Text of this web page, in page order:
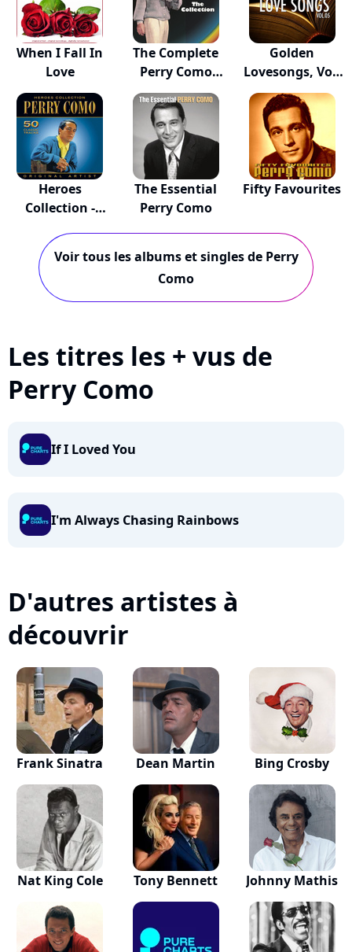
When I Fall In
Love
The Complete
Perry Como
Colle...
Golden
Lovesongs, Vol.
5
Heroes
Collection -
The Essential
Perry Como
Fifty Favourites
Voir tous les albums et singles de Perry
Como
Les titres les + vus de
Perry Como
If I Loved You
I'm Always Chasing Rainbows
D'autres artistes à
découvrir
Frank Sinatra Dean Martin Bing Crosby
Nat King Cole Tony Bennett Johnny Mathis